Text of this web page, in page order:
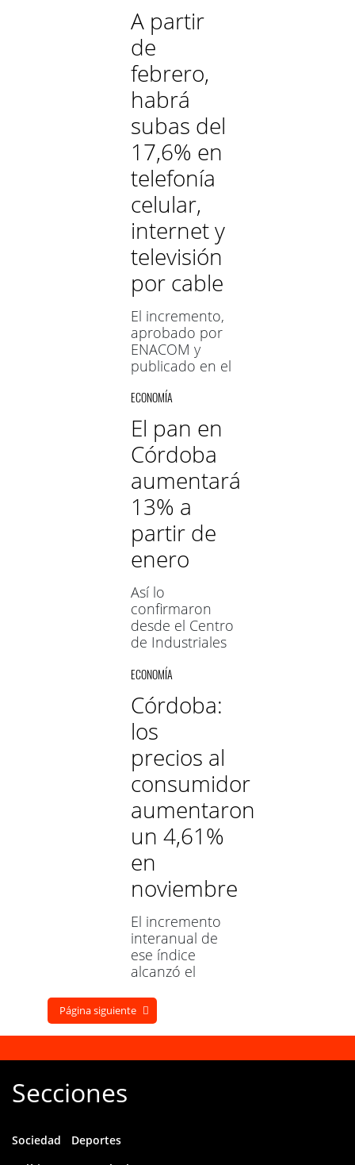
mensuales en
lugar de dos,
como había
sido
establecido
antes. La
medida fue
oficializada al
publicarse en el
Boletín Oficial
A partir
de
febrero,
habrá
subas del
17,6% en
telefonía
celular,
internet y
televisión
por cable
El incremento,
aprobado por
ENACOM y
publicado en el
estará
desdoblado en
dos partes: un
9,8% en
febrero y un
7,8% en abril
ECONOMÍA
El pan en
Córdoba
aumentará
13% a
partir de
enero
Así lo
confirmaron
desde el Centro
de Industriales
Afines de
Córdoba
(CIPAC). De esta
manera, el
precio del kilo
de pan francés
será de $450 y
el de criollos
llegará a $850
ECONOMÍA
Córdoba:
los
precios al
consumidor
aumentaron
un 4,61%
en
noviembre
El incremento
interanual de
ese índice
alcanzó el
una suba del
1,66%, el rubro
Alimentos fue
Página siguiente
Secciones
Sociedad
Deportes